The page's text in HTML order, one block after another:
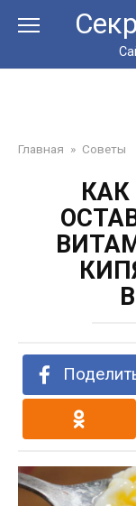
Главная » Советы